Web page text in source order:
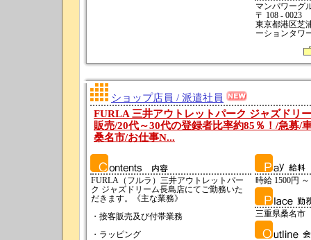
マンパワーグ
〒 108 - 0023
東京都港区芝
ーションタワ
ショップ店員 / 派遣社員
FURLA 三井アウトレットパーク ジャズドリ
販売/20代～30代の登録者比率約85％！/急募/
桑名市/お仕事N...
FURLA（フルラ）三井アウトレットパー
ク ジャズドリーム長島店にてご勤務いた
だきます。《主な業務》
・接客販売及び付帯業務
・ラッピング
時給 1500円 ～
三重県桑名市